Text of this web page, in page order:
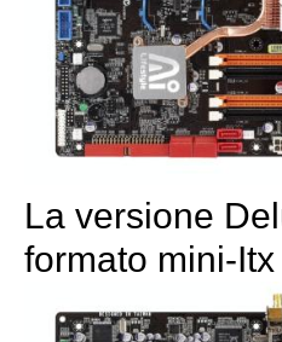
La versione
formato mini-Itx